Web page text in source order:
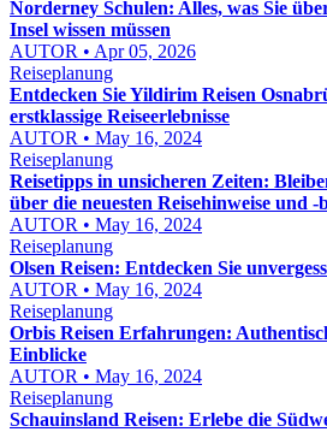
Norderney Schulen: Alles, was Sie
Insel wissen müssen
AUTOR • Apr 05, 2026
Reiseplanung
Entdecken Sie Yildirim Reisen
erstklassige Reiseerlebnisse
AUTOR • May 16, 2024
Reiseplanung
Reisetipps in unsicheren Zeiten:
über die neuesten Reisehinweise und -
AUTOR • May 16, 2024
Reiseplanung
Olsen Reisen: Entdecken Sie
AUTOR • May 16, 2024
Reiseplanung
Orbis Reisen Erfahrungen:
Einblicke
AUTOR • May 16, 2024
Reiseplanung
Schauinsland Reisen: Erlebe die